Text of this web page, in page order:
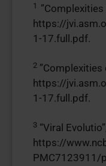
1
https://
1-17.full.pdf.
2 ”Complexities
https://
1-17.full.pdf.
3 “Viral
https://
PMC7123911/